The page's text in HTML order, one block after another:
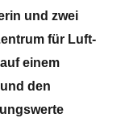
und zwei
für Luft-
einem
den